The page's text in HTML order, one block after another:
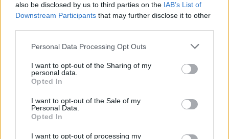
also be disclosed by us to third parties on the IAB’s List of
Downstream Participants that may further disclose it to other
Personal Data Processing Opt Outs
I want to opt-out of the Sharing of my
personal data.
Opted In
I want to opt-out of the Sale of my
Personal Data.
Opted In
I want to opt-out of processing my
elemento che smentisce le ricostruzioni diffuse da alcune
fonti nelle ultime ore.
Estate da seguire
Al momento non risultano trattative avanzate né offerte
destinati ad animare il mercato estivo. Molto dipenderà
dalle strategie del PSG e dalla volontà del club parigino di
Con Arsenal e Liverpool alla finestra e diversi club pronti a
cogliere eventuali opportunità, il futuro dell’esterno